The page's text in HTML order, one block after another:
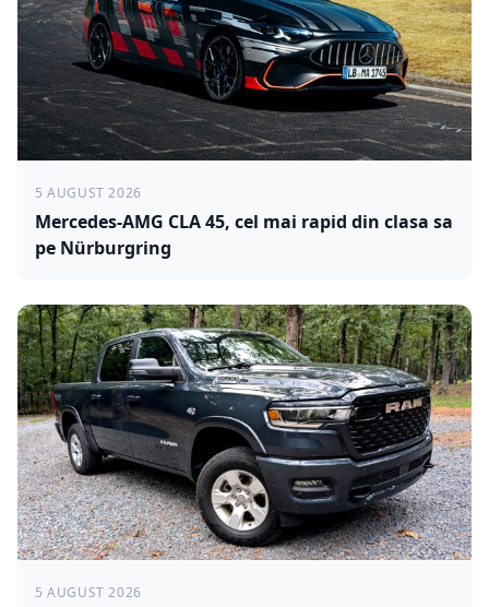
5 AUGUST 2026
Mercedes-AMG CLA 45, cel mai rapid din clasa sa
pe Nürburgring
5 AUGUST 2026